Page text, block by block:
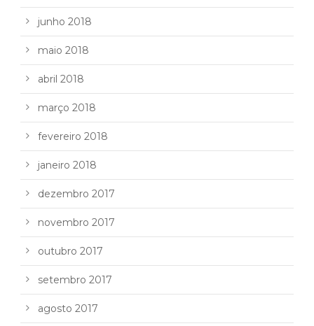
junho 2018
maio 2018
abril 2018
março 2018
fevereiro 2018
janeiro 2018
dezembro 2017
novembro 2017
outubro 2017
setembro 2017
agosto 2017